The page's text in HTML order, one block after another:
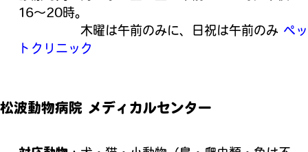
16〜20時。
木曜は午前のみに、日祝は午前のみ ペッ
トクリニック
松波動物病院 メディカルセンター